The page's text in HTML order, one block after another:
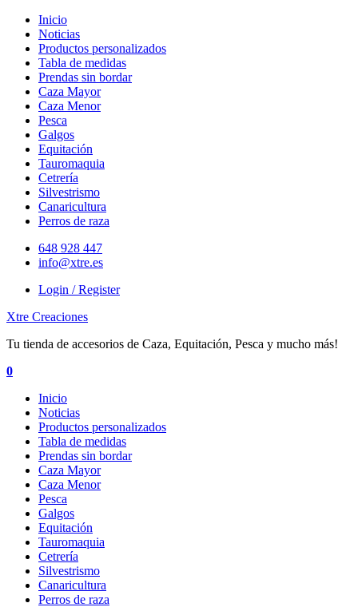
Skip
content
Inicio
Noticias
Productos personalizados
Tabla de medidas
Prendas sin bordar
Caza Mayor
Caza Menor
Pesca
Galgos
Equitación
Tauromaquia
Cetrería
Silvestrismo
Canaricultura
Perros de raza
648 928 447
info@xtre.es
Login / Register
Xtre Creaciones
Tu tienda de accesorios de Caza, Equitación, Pesca y mucho más!
0
Inicio
Noticias
Productos personalizados
Tabla de medidas
Prendas sin bordar
Caza Mayor
Caza Menor
Pesca
Galgos
Equitación
Tauromaquia
Cetrería
Silvestrismo
Canaricultura
Perros de raza